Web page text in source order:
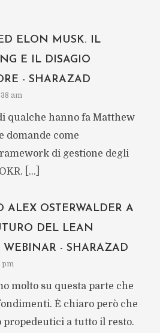
ELON MUSK. IL
E IL DISAGIO
- SHARAZAD
am
qualche hanno fa Matthew
domande come
di gestione degli
[…]
ALEX OSTERWALDER A
DEL LEAN
- SHARAZAD
pm
molto su questa parte che
È chiaro però che
propedeutici a tutto il resto.